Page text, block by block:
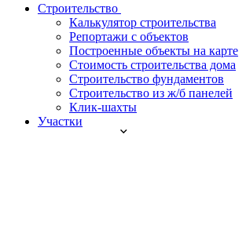
Строительство
Калькулятор строительства
Репортажи с объектов
Построенные объекты на карте
Стоимость строительства дома
Строительство фундаментов
Строительство из ж/б панелей
Клик-шахты
Участки